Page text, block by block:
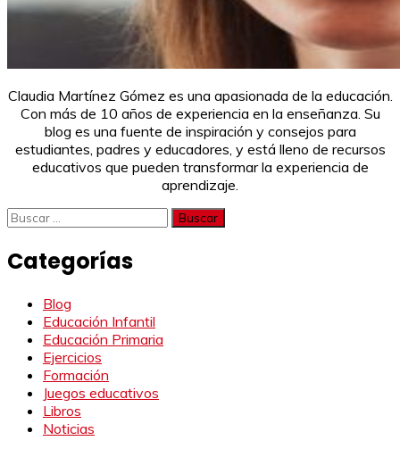
Claudia Martínez Gómez es una apasionada de la educación.
Con más de 10 años de experiencia en la enseñanza. Su
blog es una fuente de inspiración y consejos para
estudiantes, padres y educadores, y está lleno de recursos
educativos que pueden transformar la experiencia de
aprendizaje.
Buscar:
Categorías
Blog
Educación Infantil
Educación Primaria
Ejercicios
Formación
Juegos educativos
Libros
Noticias